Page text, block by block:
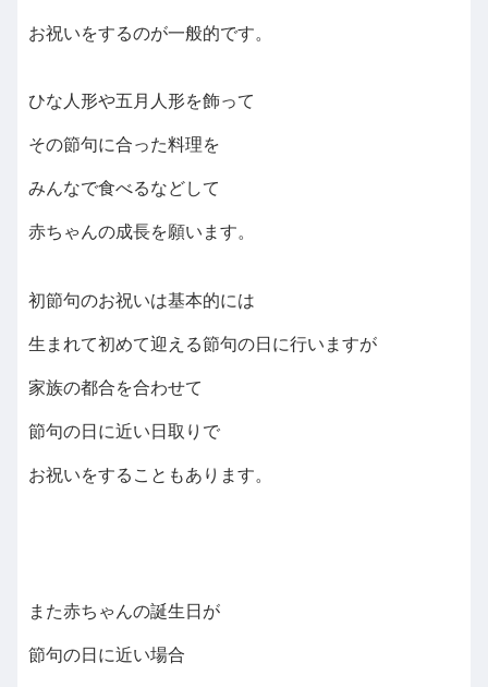
お祝いをするのが一般的です。
ひな人形や五月人形を飾って
その節句に合った料理を
みんなで食べるなどして
赤ちゃんの成長を願います。
初節句のお祝いは基本的には
生まれて初めて迎える節句の日に行いますが
家族の都合を合わせて
節句の日に近い日取りで
お祝いをすることもあります。
また赤ちゃんの誕生日が
節句の日に近い場合